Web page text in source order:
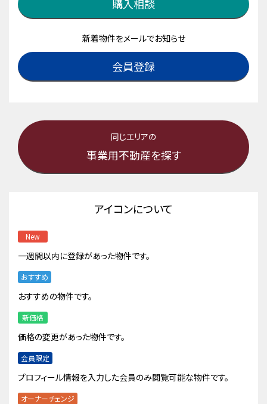
購入相談
新着物件をメールでお知らせ
会員登録
同じエリアの
事業用不動産を探す
アイコンについて
New
一週間以内に登録があった物件です。
おすすめ
おすすめの物件です。
新価格
価格の変更があった物件です。
会員限定
プロフィール情報を入力した会員のみ閲覧可能な物件です。
オーナーチェンジ